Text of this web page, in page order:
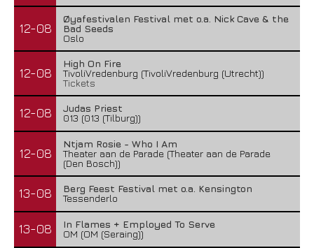
12-08
Øyafestivalen Festival met o.a. Nick Cave & the
Bad Seeds
Oslo
12-08
High On Fire
TivoliVredenburg (TivoliVredenburg (Utrecht))
Tickets
12-08
Judas Priest
013 (013 (Tilburg))
12-08
Ntjam Rosie - Who I Am
Theater aan de Parade (Theater aan de Parade
(Den Bosch))
13-08
Berg Feest Festival met o.a. Kensington
Tessenderlo
13-08
In Flames + Employed To Serve
OM (OM (Seraing))